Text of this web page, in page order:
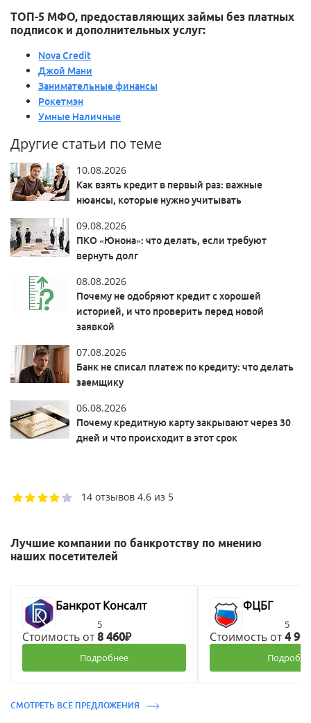
ТОП-5 МФО, предоставляющих займы без платных
подписок и дополнительных услуг:
Nova Credit
Джой Мани
Занимательные финансы
Рокетмэн
Умные Наличные
Другие статьи по теме
10.08.2026
Как взять кредит в первый раз: важные
нюансы, которые нужно учитывать
09.08.2026
ПКО «Юнона»: что делать, если требуют
вернуть долг
08.08.2026
Почему не одобряют кредит с хорошей
историей, и что проверить перед новой
заявкой
07.08.2026
Банк не списал платеж по кредиту: что делать
заемщику
06.08.2026
Почему кредитную карту закрывают через 30
дней и что происходит в этот срок
14 отзывов 4.6 из 5
Лучшие компании по банкротству по мнению
наших посетителей
Банкрот Консалт
5
Стоимость от8 460₽
Подробнее
ФЦБГ
5
Стоимость от4
СМОТРЕТЬ ВСЕ ПРЕДЛОЖЕНИЯ